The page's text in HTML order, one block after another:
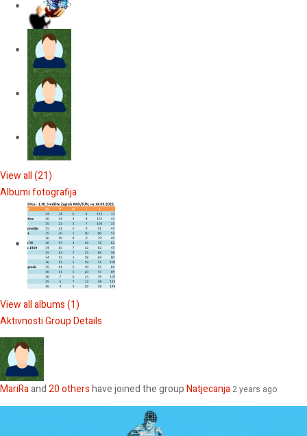
View all (21)
Albumi fotografija
View all albums (1)
AktivnostiGroup Details
MariRaand20 othershave joined the groupNatjecanja 2 years ago